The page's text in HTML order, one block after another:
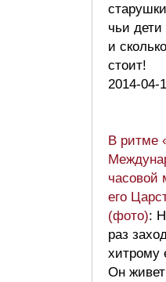
чьи дети
и
стоит!
2014-04-
В ритме
часовой
его
(фото):
раз
хитрому
Он